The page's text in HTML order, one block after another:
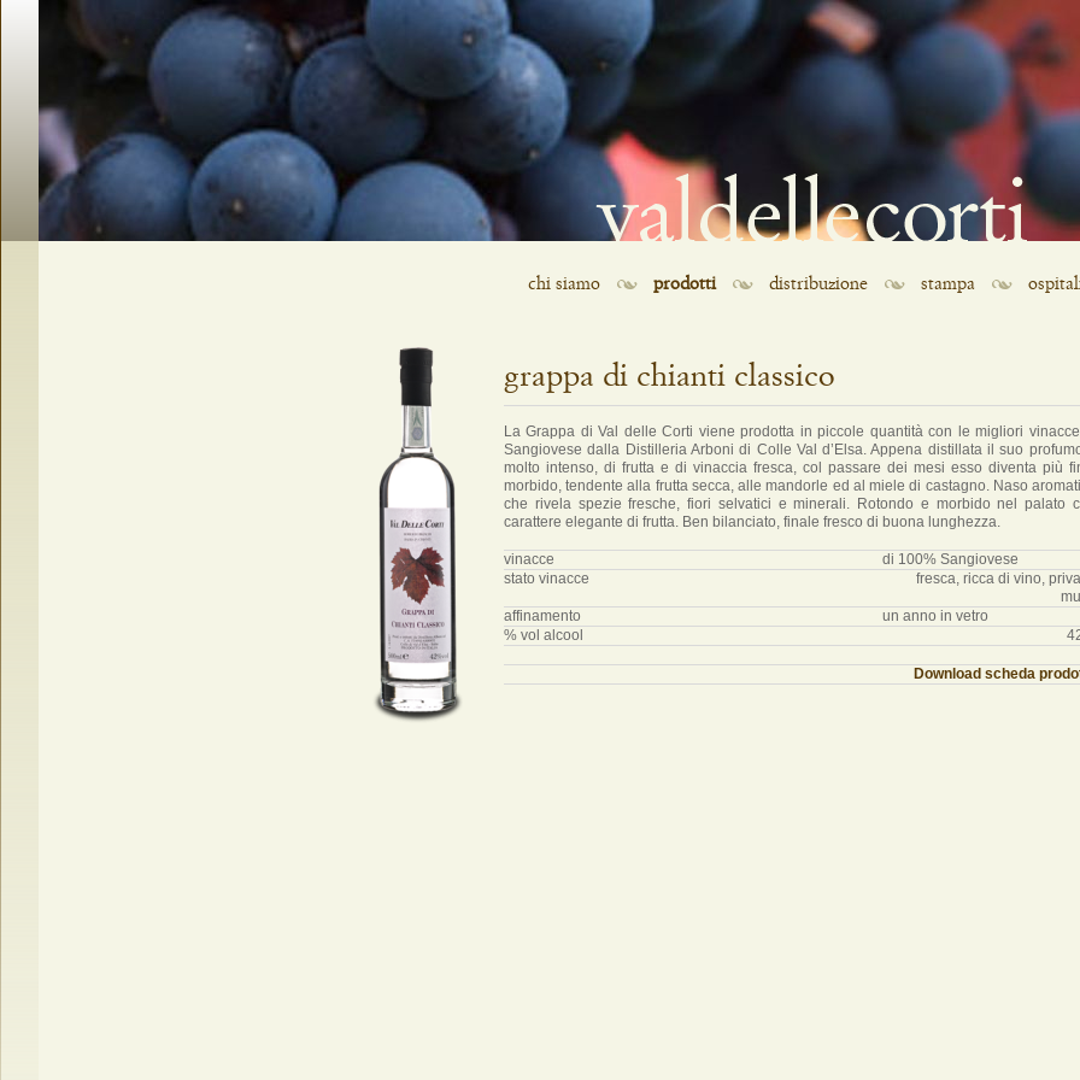
chi siamo prodotti distribuzione stampa
grappa di chianti classico
La Grappa di Val delle Corti viene prodotta in piccole quantità con le migliori
Sangiovese dalla Distilleria Arboni di Colle Val d’Elsa. Appena distillata il suo
molto intenso, di frutta e di vinaccia fresca, col passare dei mesi esso diventa più
morbido, tendente alla frutta secca, alle mandorle ed al miele di castagno. Naso
che rivela spezie fresche, fiori selvatici e minerali. Rotondo e morbido nel palato
carattere elegante di frutta. Ben bilanciato, finale fresco di buona lunghezza.
vinacce
di 100% Sangiovese
stato vinacce
fresca, ricca di vino,
affinamento
un anno in vetro
% vol alcool
Download scheda